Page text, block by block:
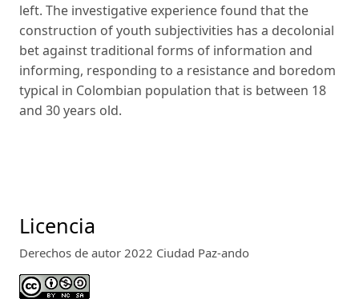
left. The investigative experience found that the
construction of youth subjectivities has a decolonial
bet against traditional forms of information and
informing, responding to a resistance and boredom
typical in Colombian population that is between 18
and 30 years old.
Licencia
Derechos de autor 2022 Ciudad Paz-ando